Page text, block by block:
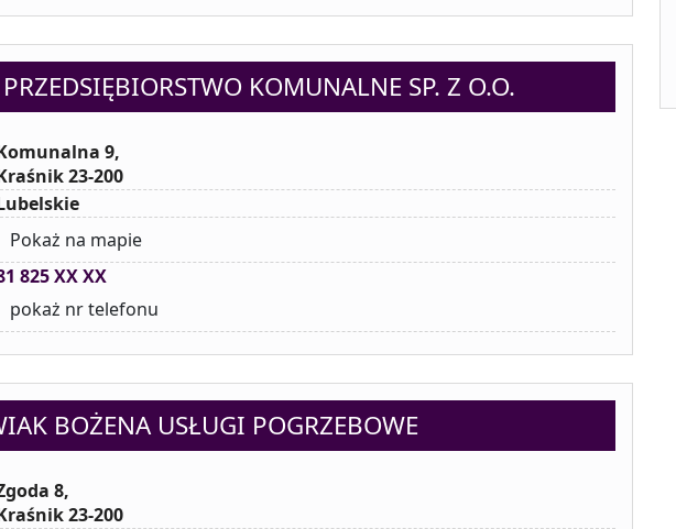
KOMUNALNE SP. Z O.O.
9,
23-200
Pokaż na mapie
825 XX XX
pokaż nr telefonu
BOŻENA USŁUGI POGRZEBOWE
8,
23-200